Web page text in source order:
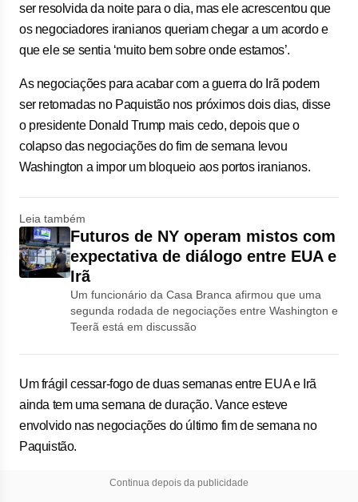
ser ‌resolvida da noite para o dia, mas ele acrescentou que
os negociadores iranianos queriam chegar a um acordo e
que ele se sentia ‘muito bem sobre onde ⁠estamos’.
As ‌negociações para acabar com a guerra ⁠do Irã podem
ser retomadas no Paquistão nos próximos dois dias, disse
o presidente Donald Trump mais cedo, depois que o
colapso das negociações do ​fim de semana levou
Washington a impor um bloqueio aos portos iranianos.
Leia também
Futuros de NY operam mistos com
expectativa de diálogo entre EUA e
Irã
Um funcionário da Casa Branca afirmou que uma
segunda rodada de negociações entre Washington e
Teerã está em discussão
Um ​frágil cessar-fogo de duas semanas entre EUA e Irã
ainda tem uma semana de duração. Vance esteve
envolvido nas negociações do último fim de semana ‌no
Paquistão.
Continua depois da publicidade